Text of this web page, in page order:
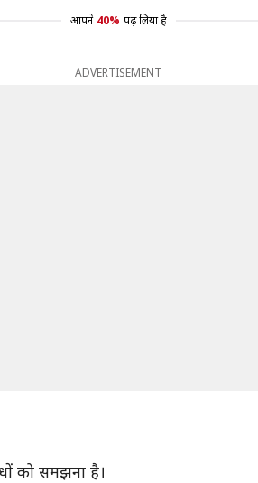
आपने 40% पढ़ लिया है
ADVERTISEMENT
को समझना है।